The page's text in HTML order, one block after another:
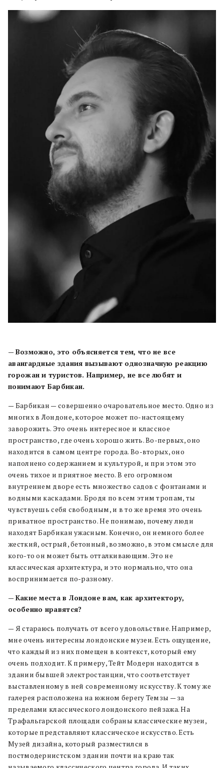
—Возможно, это объясняется тем, что не все
авангардные здания вызывают однозначную реакцию
горожан и туристов. Например, не все любят и
понимают Барбикан.
— Барбикан — совершенно очаровательное место. Одно из
многих в Лондоне, которое может по-настоящему
заворожить. Это очень интересное и классное
пространство, где очень хорошо жить. Во-первых, оно
находится в самом центре города. Во-вторых, оно
наполнено содержанием и культурой, и при этом это
очень тихое и приятное место. В его огромном
внутреннем дворе есть множество садов с фонтанами и
водными каскадами. Бродя по всем этим тропам, ты
чувствуешь себя свободным, и в то же время это очень
приватное пространство. Не понимаю, почему люди
находят Барбикан ужасным. Конечно, он немного более
жесткий, острый, бетонный, возможно, в этом смысле для
кого-то он может быть отталкивающим. Это не
классическая архитектура, и это нормально, что она
воспринимается по-разному.
—Какие места в Лондоне вам, как архитектору,
особенно нравятся?
— Я стараюсь получать от всего удовольствие. Например,
мне очень интересны лондонские музеи. Есть ощущение,
что каждый из них помещен в контекст, который ему
очень подходит. К примеру, Тейт Модерн находится в
здании бывшей электростанции, что соответствует
выставленному в ней современному искусству. К тому же
галерея расположена на южном берегу Темзы — за
пределами классического лондонского пейзажа. На
Трафальгарской площади собраны классические музеи,
которые представляют классическое искусство. Есть
Музей дизайна, который разместился в
постмодернистском здании почти на краю так